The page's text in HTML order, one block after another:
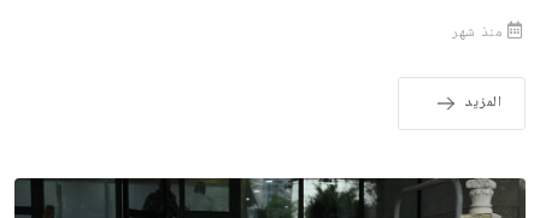
منذ شهر
المزيد